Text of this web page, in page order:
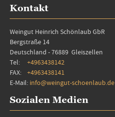
Kontakt
Weingut Heinrich Schönlaub GbR
Bergstraße 14
Deutschland - 76889 Gleiszellen
Tel: +4963438142
FAX: +4963438141
E-Mail: info@weingut-schoenlaub.de
Sozialen Medien